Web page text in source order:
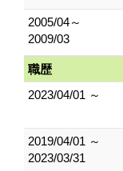
2005/04～
2009/03
職歴
2023/04/01 ～
2019/04/01 ～
2023/03/31